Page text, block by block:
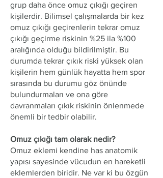
grup daha önce omuz çıkığı geçiren
kişilerdir. Bilimsel çalışmalarda bir kez
omuz çıkığı geçirenlerin tekrar omuz
çıkığı geçirme riskinin %25 ila %100
aralığında olduğu bildirilmiştir. Bu
durumda tekrar çıkık riski yüksek olan
kişilerin hem günlük hayatta hem spor
sırasında bu durumu göz önünde
bulundurmaları ve ona göre
davranmaları çıkık riskinin önlenmede
önemli bir tedbir olabilir.
Omuz çıkığı tam olarak nedir?
​Omuz eklemi kendine has anatomik
yapısı sayesinde vücudun en hareketli
eklemlerden biridir. Ne var ki bu özgün